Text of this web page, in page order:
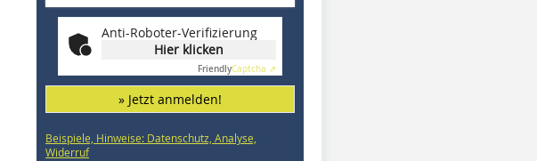
Anti-Roboter-Verifizierung
Hier klicken
FriendlyCaptcha ⇗
» Jetzt anmelden!
Beispiele, Hinweise: Datenschutz, Analyse,
Widerruf